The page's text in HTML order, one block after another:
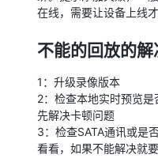
在线，需要让设备上线
不能的回放的
1：升级录像版本
2：检查本地实时预览
先解决卡顿问题
3：检查SATA通讯或是
看看，如果不能解决就